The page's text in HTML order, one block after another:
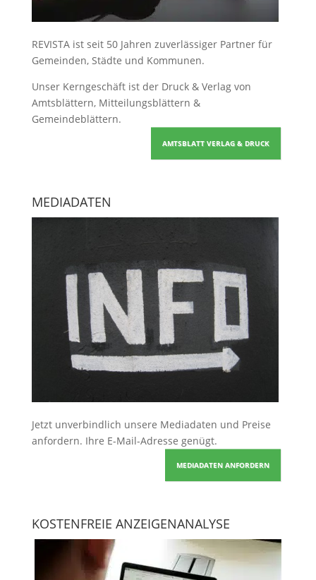
REVISTA ist seit 50 Jahren zuverlässiger Partner für
Gemeinden, Städte und Kommunen.
Unser Kerngeschäft ist der Druck & Verlag von
Amtsblättern, Mitteilungsblättern &
Gemeindeblättern.
AMTSBLATT VERLAG & DRUCK
MEDIADATEN
Jetzt unverbindlich unsere Mediadaten und Preise
anfordern. Ihre E-Mail-Adresse genügt.
MEDIADATEN ANFORDERN
KOSTENFREIE ANZEIGENANALYSE